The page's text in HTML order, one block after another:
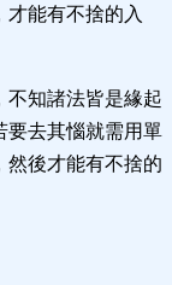
才能有不捨的入
不知諸法皆是緣起
要去其惱就需用單
然後才能有不捨的